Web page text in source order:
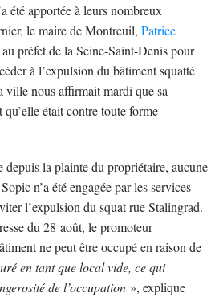
été apportée à leurs nombreux
le maire de Montreuil, Patrice
préfet de la Seine-Saint-Denis pour
à l’expulsion du bâtiment squatté
ville nous affirmait mardi que sa
était contre toute forme
depuis la plainte du propriétaire, aucune
n’a été engagée par les services
l’expulsion du squat rue Stalingrad.
du 28 août, le promoteur
ne peut être occupé en raison de
en tant que local vide, ce qui
de l’occupation», explique